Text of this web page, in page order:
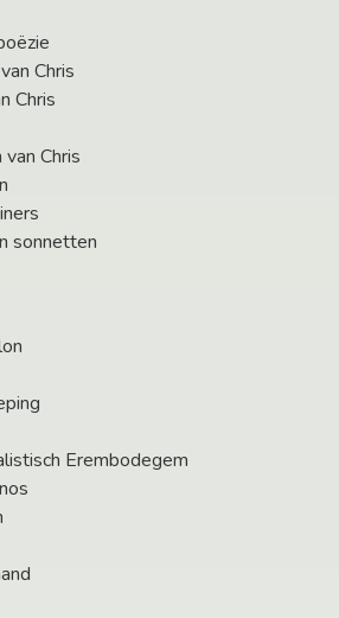
Chris
Chris
Chris
sonnetten
Erembodegem